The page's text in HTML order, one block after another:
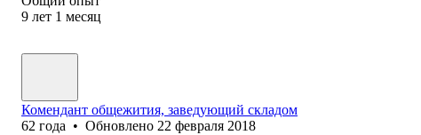
9 лет 1 месяц
Комендант общежития, заведующий складом
62 года • Обновлено 22 февраля 2018